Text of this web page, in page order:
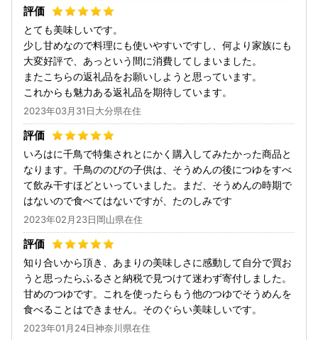
とても美味しいです。
少し甘めなので料理にも使いやすいですし、何より家族にも
大変好評で、あっという間に消費してしまいました。
またこちらの返礼品をお願いしようと思っています。
これからも魅力ある返礼品を期待しています。
2023年03月31日大分県在住
いろはに千鳥で特集されとにかく購入してみたかった商品と
なります。千鳥ののびの子供は、そうめんの後につゆをすべ
て飲み干すほどといっていました。まだ、そうめんの時期で
はないので食べてはないですが、たのしみです
2023年02月23日岡山県在住
知り合いから頂き、あまりの美味しさに感動して自分で買お
うと思ったらふるさと納税で見つけて迷わず寄付しました。
甘めのつゆです。これを使ったらもう他のつゆでそうめんを
食べることはできません。そのぐらい美味しいです。
2023年01月24日神奈川県在住